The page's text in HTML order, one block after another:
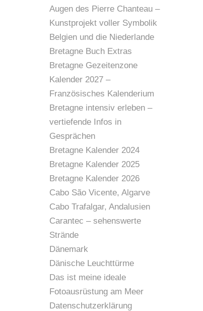
Augen des Pierre Chanteau –
Kunstprojekt voller Symbolik
Belgien und die Niederlande
Bretagne Buch Extras
Bretagne Gezeitenzone
Kalender 2027 –
Französisches Kalenderium
Bretagne intensiv erleben –
vertiefende Infos in
Gesprächen
Bretagne Kalender 2024
Bretagne Kalender 2025
Bretagne Kalender 2026
Cabo São Vicente, Algarve
Cabo Trafalgar, Andalusien
Carantec – sehenswerte
Strände
Dänemark
Dänische Leuchttürme
Das ist meine ideale
Fotoausrüstung am Meer
Datenschutzerklärung